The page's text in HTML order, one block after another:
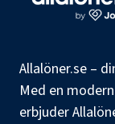
Allalöner.se –
Med en
erbjuder